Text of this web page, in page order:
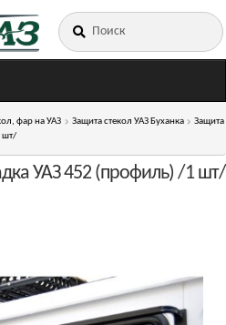
Искать:
фар на УАЗ Защита стекол УАЗ Буханка
Защита
шт/
УАЗ 452 (профиль) /1 шт/